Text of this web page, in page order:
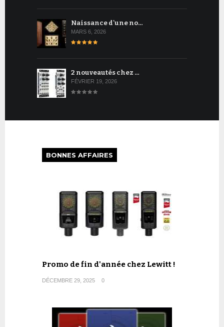
Naissance d'une no…
MARS 6, 2026
2 nouveautés chez …
FÉVRIER 19, 2026
BONNES AFFAIRES
Promo de fin d'année chez Lewitt !
DÉCEMBRE 29, 2025 0